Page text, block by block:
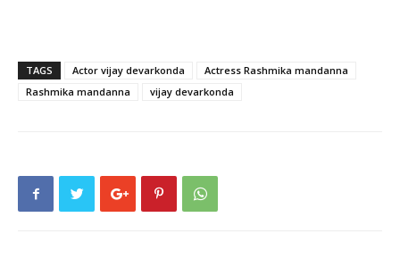
TAGS Actor vijay devarkonda
Actress Rashmika mandanna
Rashmika mandanna
vijay devarkonda